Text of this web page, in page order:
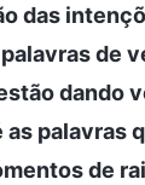
das
de
dando
palavras
de